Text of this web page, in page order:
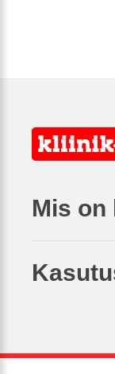
Mis on